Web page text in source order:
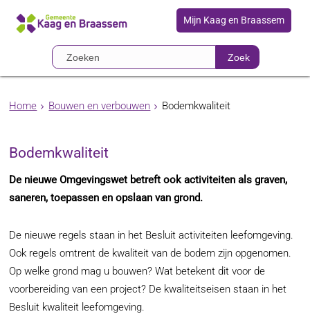
Mijn Kaag en Braassem
Zoek
Home Bouwen en verbouwen Bodemkwaliteit
Bodemkwaliteit
De nieuwe Omgevingswet betreft ook activiteiten als graven,
saneren, toepassen en opslaan van grond.
De nieuwe regels staan in het Besluit activiteiten leefomgeving.
Ook regels omtrent de kwaliteit van de bodem zijn opgenomen.
Op welke grond mag u bouwen? Wat betekent dit voor de
voorbereiding van een project? De kwaliteitseisen staan in het
Besluit kwaliteit leefomgeving.